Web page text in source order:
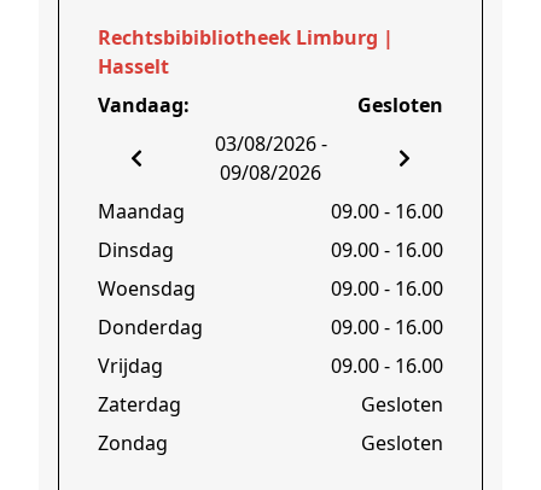
Rechtsbibibliotheek Limburg |
Hasselt
Vandaag:
Gesloten
03/08/2026 -
09/08/2026
Maandag
09.00- 16.00
Dinsdag
09.00- 16.00
Woensdag
09.00- 16.00
Donderdag
09.00- 16.00
Vrijdag
09.00- 16.00
Zaterdag
Gesloten
Zondag
Gesloten